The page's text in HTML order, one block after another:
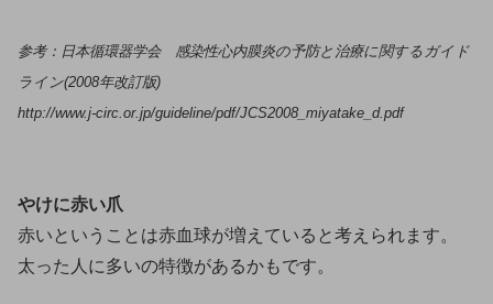
参考：日本循環器学会 感染性心内膜炎の予防と治療に関するガイド
ライン(2008年改訂版)
http://www.j-circ.or.jp/guideline/pdf/JCS2008_miyatake_d.pdf
やけに赤い爪
赤いということは赤血球が増えていると考えられます。
太った人に多いの特徴があるかもです。